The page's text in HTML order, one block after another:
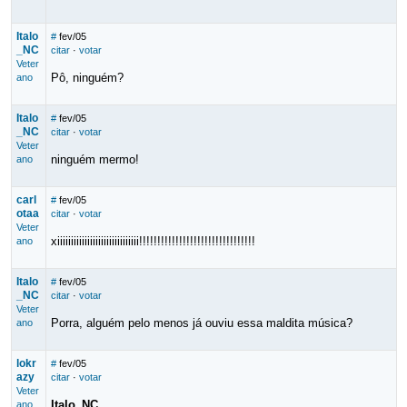
Italo
_NC
Veter
ano
# fev/05
citar· votar
Pô, ninguém?
Italo
_NC
Veter
ano
# fev/05
citar· votar
ninguém mermo!
carl
otaa
Veter
ano
# fev/05
citar· votar
xiiiiiiiiiiiiiiiiiiiiiiiiiiiiii!!!!!!!!!!!!!!!!!!!!!!!!!!!!!!!!
Italo
_NC
Veter
ano
# fev/05
citar· votar
Porra, alguém pelo menos já ouviu essa maldita música?
lokr
azy
Veter
ano
# fev/05
citar· votar